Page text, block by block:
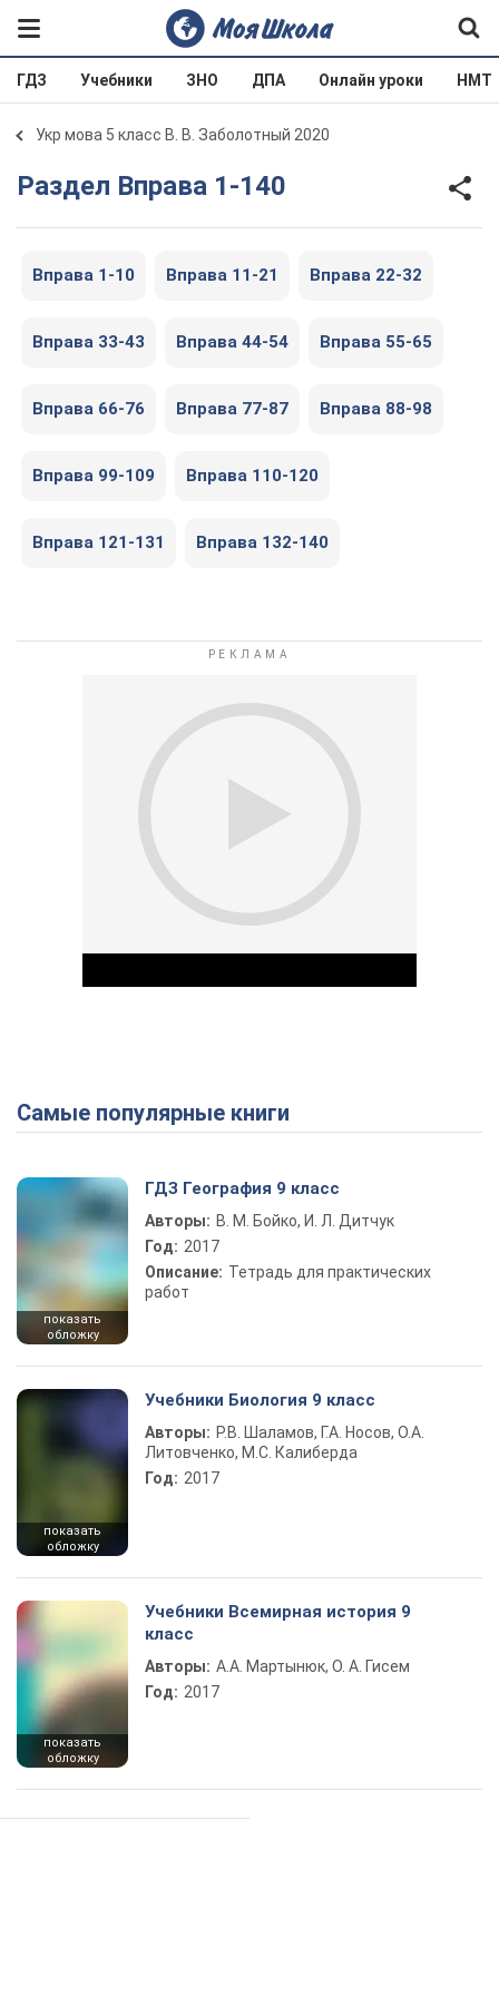
ГДЗ Учебники ЗНО ДПА Онлайн уроки НМТ
Укр мова 5 класс В. В. Заболотный 2020
Раздел Вправа 1-140
Вправа 1-10 Вправа 11-21 Вправа 22-32
Вправа 33-43 Вправа 44-54 Вправа 55-65
Вправа 66-76 Вправа 77-87 Вправа 88-98
Вправа 99-109 Вправа 110-120
Вправа 121-131 Вправа 132-140
Play Video
Самые популярные книги
показать
обложку
ГДЗ География 9 класс
Авторы: В. М. Бойко, И. Л. Дитчук
Год: 2017
Описание: Тетрадь для практических
работ
показать
обложку
Учебники Биология 9 класс
Авторы: Р.В. Шаламов, Г.А. Носов, О.А.
Литовченко, М.С. Калиберда
Год: 2017
показать
обложку
Учебники Всемирная история 9
класс
Авторы: А.А. Мартынюк, О. А. Гисем
Год: 2017